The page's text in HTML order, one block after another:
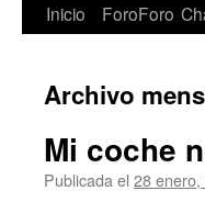
Saltar
contenido
Inicio ForoForo
Archivo
Mi coche
Publicada el 28